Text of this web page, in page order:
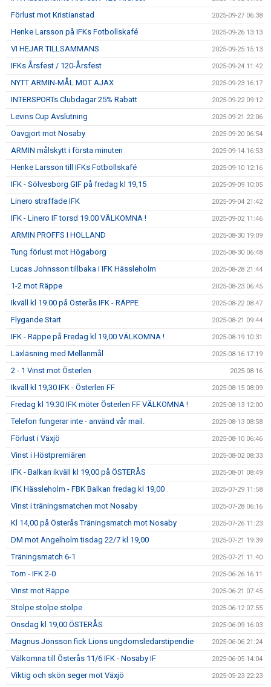
Förlust mot Kristianstad 2025-09-27 06:38
Henke Larsson på IFKs Fotbollskafé 2025-09-26 13:13
VI HEJAR TILLSAMMANS 2025-09-25 15:13
IFKs Årsfest / 120-Årsfest 2025-09-24 11:42
NYTT ARMIN-MÅL MOT AJAX 2025-09-23 16:17
INTERSPORTs Clubdagar 25% Rabatt 2025-09-22 09:12
Levins Cup Avslutning 2025-09-21 22:06
Oavgjort mot Nosaby 2025-09-20 06:54
ARMIN målskytt i första minuten 2025-09-14 16:53
Henke Larsson till IFKs Fotbollskafé 2025-09-10 12:16
IFK - Sölvesborg GIF på fredag kl 19,15 2025-09-09 10:05
Linero straffade IFK 2025-09-04 21:42
IFK - Linero IF torsd 19.00 VÄLKOMNA ! 2025-09-02 11:46
ARMIN PROFFS I HOLLAND 2025-08-30 19:09
Tung förlust mot Högaborg 2025-08-30 06:48
Lucas Johnsson tillbaka i IFK Hässleholm 2025-08-28 21:44
1-2 mot Räppe 2025-08-23 06:45
Ikväll kl 19.00 på Österås IFK - RÄPPE 2025-08-22 08:47
Flygande Start 2025-08-21 09:44
IFK - Räppe på Fredag kl 19,00 VÄLKOMNA ! 2025-08-19 10:31
Läxläsning med Mellanmål 2025-08-16 17:19
2 - 1 Vinst mot Österlen 2025-08-16
Ikväll kl 19,30 IFK - Österlen FF 2025-08-15 08:09
Fredag kl 19.30 IFK möter Österlen FF VÄLKOMNA ! 2025-08-13 12:00
Telefon fungerar inte - använd vår mail. 2025-08-13 08:58
Förlust i Växjö 2025-08-10 06:46
Vinst i Höstpremiären 2025-08-02 08:33
IFK - Balkan ikväll kl 19,00 på ÖSTERÅS 2025-08-01 08:49
IFK Hässleholm - FBK Balkan fredag kl 19,00 2025-07-29 11:58
Vinst i träningsmatchen mot Nosaby 2025-07-28 06:16
Kl 14,00 på Österås Träningsmatch mot Nosaby 2025-07-26 11:23
DM mot Ängelholm tisdag 22/7 kl 19,00 2025-07-21 19:39
Träningsmatch 6-1 2025-07-21 11:40
Torn - IFK 2-0 2025-06-26 16:11
Vinst mot Räppe 2025-06-21 07:45
Stolpe stolpe stolpe 2025-06-12 07:55
Onsdag kl 19,00 ÖSTERÅS 2025-06-09 16:03
Magnus Jönsson fick Lions ungdomsledarstipendie 2025-06-06 21:24
Välkomna till Österås 11/6 IFK - Nosaby IF 2025-06-05 14:04
Viktig och skön seger mot Växjö 2025-05-23 22:23